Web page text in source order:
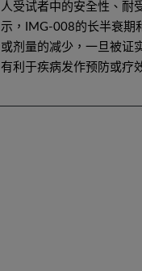
人受试者中的安全性、耐
示，IMG-008的长半衰期
或剂量的减少，一旦被证
有利于疾病发作预防或疗